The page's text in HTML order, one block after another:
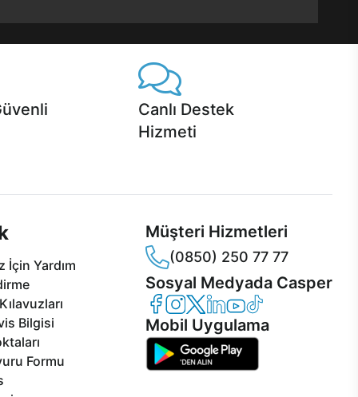
Canlı Destek
Hizmeti
İçin Yardım
Bilgisi
Formu
Müşteri Hizmetleri
(0850) 250 77 77
Sosyal Medyada Casper
Casper Facebook
Casper Instagram
Casper Twitter
Casper LinkedIn
Casper YouTube
Casper TikTok
Mobil Uygulama